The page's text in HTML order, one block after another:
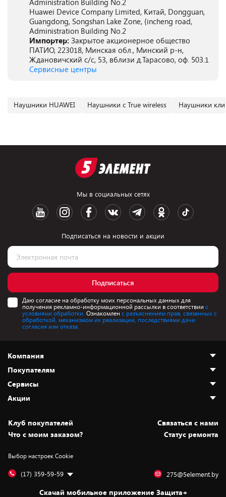
Administration Building No.2
Huawei Device Company Limited, Китай, Dongguan,
Guangdong, Songshan Lake Zone, {incheng road,
Administration Building No.2
Импортер: Закрытое акционерное общество
ПАТИО, 223018, Минская обл., Минский р-н,
Ждановичский с/с, 53, вблизи д.Тарасово, оф. 503.1
Сервисные центры
Наушники HUAWEI Наушники с True wireless Наушники
Мы в социальных сетях
Подписаться на новости и акции
Подписаться
Даю согласие на обработку моих персональных данных для
получения рекламно-информационной рассылки в соответствии с
условиями обработки. Ознакомлен с разъяснением прав, связанных с
обработкой, механизмом их реализации, последствиями дачи
согласия или отказа.
Компания
О нас
Адреса магазинов
Новости
Статьи и обзоры
Вакансии
Дай пять добру!
Покупателям
Как сделать заказ
Оплата и доставка
Безналичный расчёт
Обмен и возврат товара
Обработка персональных данных
Подарочные карты
Сервисы
Установка техники
Для игровых консолей
Для мобильных устройств
Для компьютеров
Акции
Скидки и промокоды
Белорусские товары
Бонусы
Оплата частями
Клуб покупателей
Cвязаться с нами
Что с моим заказом?
Статус ремонта
Выбор настроек Cookie
(17) 359-59-59 275@5element.by
Скачай мобильное приложение Защита+